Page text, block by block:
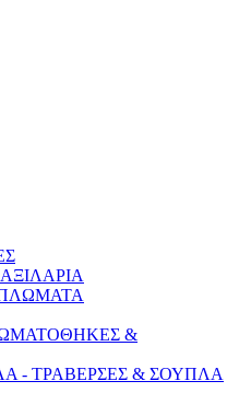
&
- ΤΡΑΒΕΡΣΕΣ & ΣΟΥΠΛΑ